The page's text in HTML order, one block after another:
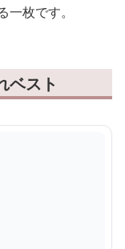
枚です。
ベスト